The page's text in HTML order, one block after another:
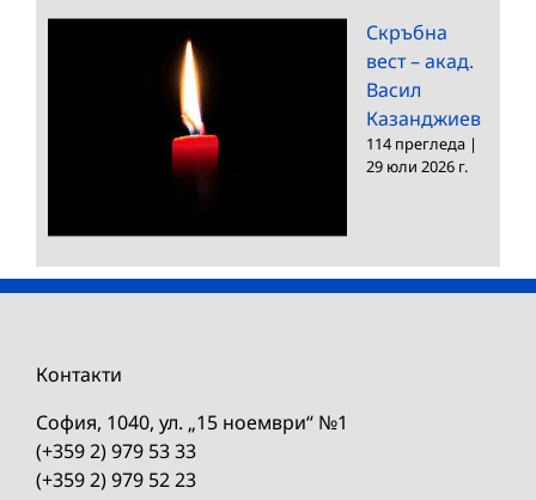
Скръбна
вест – акад.
Васил
Казанджиев
114 прегледа |
29 юли 2026 г.
Контакти
София, 1040, ул. „15 ноември“ №1
(+359 2) 979 53 33
(+359 2) 979 52 23